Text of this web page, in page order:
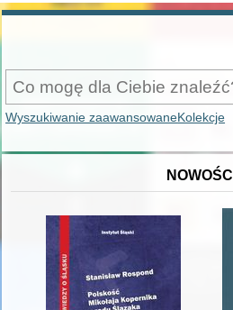
Wyszukiwanie zaawansowaneKolekcje
NOWOŚCI